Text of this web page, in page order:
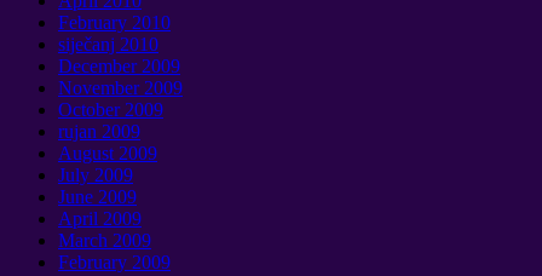
February 2010
siječanj 2010
December2009
November2009
October2009
rujan 2009
August 2009
July 2009
June 2009
April 2009
March 2009
February 2009